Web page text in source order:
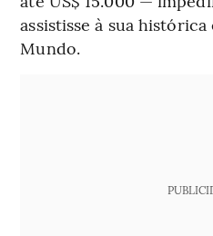
assistisse à sua
Mundo.